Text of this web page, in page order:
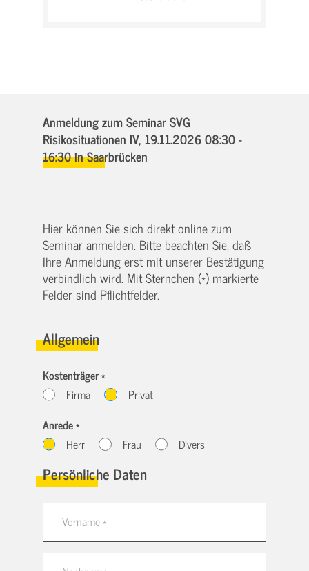
Anmeldung zum Seminar SVG
Risikosituationen IV, 19.11.2026 08:30 -
16:30in Saarbrücken
Hier können Sie sich direkt online zum
Seminar anmelden. Bitte beachten Sie, daß
Ihre Anmeldung erst mit unserer Bestätigung
verbindlich wird. Mit Sternchen (*) markierte
Felder sind Pflichtfelder.
Allgemein
Kostenträger *
Firma
Privat
Anrede *
Herr
Frau Divers
Persönliche Daten